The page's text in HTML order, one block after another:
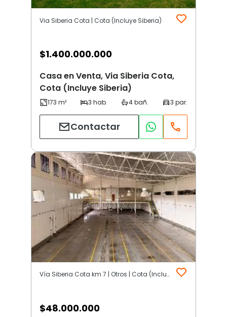
Via Siberia Cota | Cota (Incluye Siberia)
$1.400.000.000
Casa en Venta, Via Siberia Cota,
Cota (Incluye Siberia)
Contactar
Vía Siberia Cota km 7 | Otros | Cota (Incluye Siberia)
$48.000.000